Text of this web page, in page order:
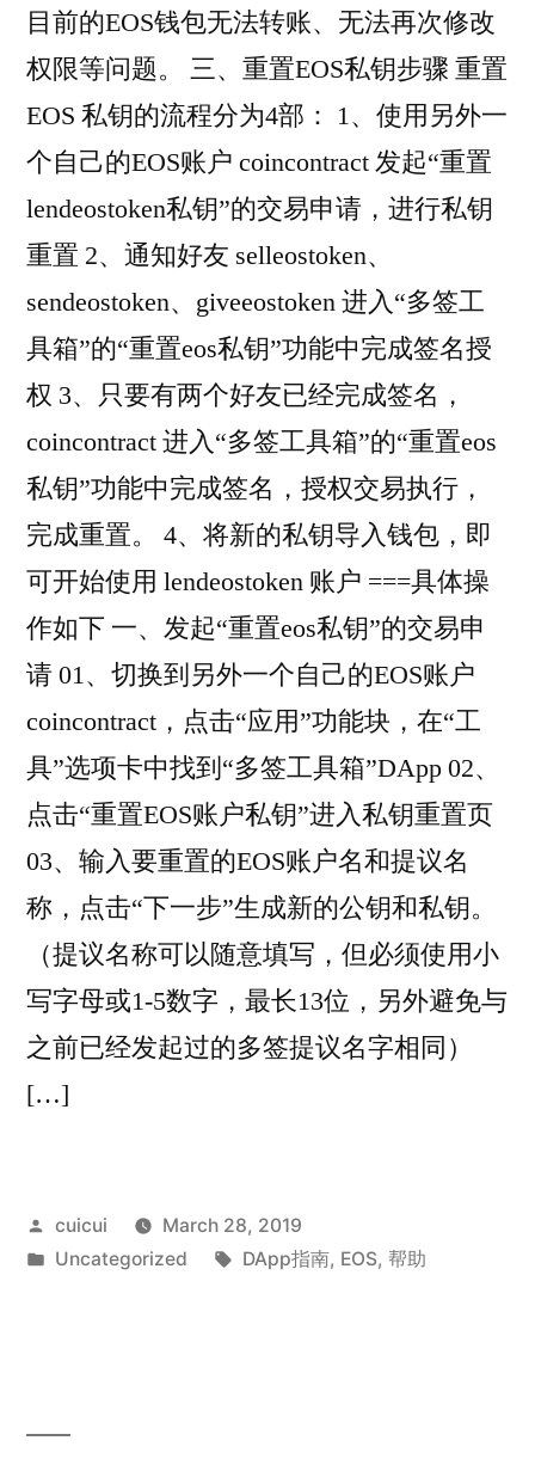
目前的EOS钱包无法转账、无法再次修改
权限等问题。 三、重置EOS私钥步骤 重置
EOS 私钥的流程分为4部： 1、使用另外一
个自己的EOS账户 coincontract 发起“重置
lendeostoken私钥”的交易申请，进行私钥
重置 2、通知好友 selleostoken、
sendeostoken、giveeostoken 进入“多签工
具箱”的“重置eos私钥”功能中完成签名授
权 3、只要有两个好友已经完成签名，
coincontract 进入“多签工具箱”的“重置eos
私钥”功能中完成签名，授权交易执行，
完成重置。 4、将新的私钥导入钱包，即
可开始使用 lendeostoken 账户 ===具体操
作如下 一、发起“重置eos私钥”的交易申
请 01、切换到另外一个自己的EOS账户
coincontract，点击“应用”功能块，在“工
具”选项卡中找到“多签工具箱”DApp 02、
点击“重置EOS账户私钥”进入私钥重置页
03、输入要重置的EOS账户名和提议名
称，点击“下一步”生成新的公钥和私钥。
（提议名称可以随意填写，但必须使用小
写字母或1-5数字，最长13位，另外避免与
之前已经发起过的多签提议名字相同）
[…]
Posted
by
cuicui
March 28, 2019
Posted
Uncategorized Tags:
DApp指南, EOS, 帮助